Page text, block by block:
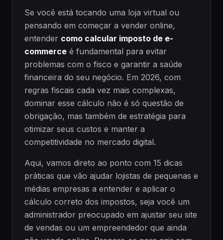
Se você está tocando uma loja virtual ou
pensando em começar a vender online,
entender como calcular imposto de e-
commerce é fundamental para evitar
problemas com o fisco e garantir a saúde
financeira do seu negócio. Em 2026, com
regras fiscais cada vez mais complexas,
dominar esse cálculo não é só questão de
obrigação, mas também de estratégia para
otimizar seus custos e manter a
competitividade no mercado digital.
Aqui, vamos direto ao ponto com 15 dicas
práticas que vão ajudar lojistas de pequenas e
médias empresas a entender e aplicar o
cálculo correto dos impostos, seja você um
administrador preocupado em ajustar seu site
de vendas ou um empreendedor que ainda